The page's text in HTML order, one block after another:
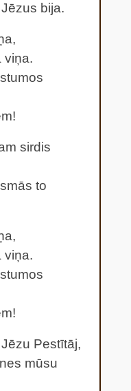
bija.
viņa.
sirdis
to
viņa.
Pestītāj,
mūsu